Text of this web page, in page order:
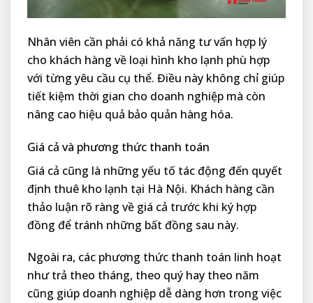
Nhân viên cần phải có khả năng tư vấn hợp lý
cho khách hàng về loại hình kho lạnh phù hợp
với từng yêu cầu cụ thể. Điều này không chỉ giúp
tiết kiệm thời gian cho doanh nghiệp mà còn
nâng cao hiệu quả bảo quản hàng hóa.
Giá cả và phương thức thanh toán
Giá cả cũng là những yếu tố tác động đến quyết
định thuê kho lạnh tại Hà Nội. Khách hàng cần
thảo luận rõ ràng về giá cả trước khi ký hợp
đồng để tránh những bất đồng sau này.
Ngoài ra, các phương thức thanh toán linh hoạt
như trả theo tháng, theo quý hay theo năm
cũng giúp doanh nghiệp dễ dàng hơn trong việc